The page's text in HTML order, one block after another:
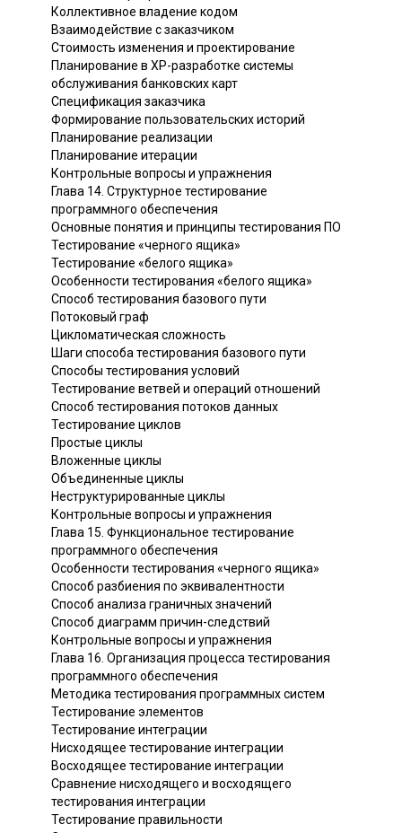
Коллективное владение кодом
Взаимодействие с заказчиком
Стоимость изменения и проектирование
Планирование в ХР-разработке системы
обслуживания банковских карт
Спецификация заказчика
Формирование пользовательских историй
Планирование реализации
Планирование итерации
Контрольные вопросы и упражнения
Глава 14. Структурное тестирование
программного обеспечения
Основные понятия и принципы тестирования ПО
Тестирование «черного ящика»
Тестирование «белого ящика»
Особенности тестирования «белого ящика»
Способ тестирования базового пути
Потоковый граф
Цикломатическая сложность
Шаги способа тестирования базового пути
Способы тестирования условий
Тестирование ветвей и операций отношений
Способ тестирования потоков данных
Тестирование циклов
Простые циклы
Вложенные циклы
Объединенные циклы
Неструктурированные циклы
Контрольные вопросы и упражнения
Глава 15. Функциональное тестирование
программного обеспечения
Особенности тестирования «черного ящика»
Способ разбиения по эквивалентности
Способ анализа граничных значений
Способ диаграмм причин-следствий
Контрольные вопросы и упражнения
Глава 16. Организация процесса тестирования
программного обеспечения
Методика тестирования программных систем
Тестирование элементов
Тестирование интеграции
Нисходящее тестирование интеграции
Восходящее тестирование интеграции
Сравнение нисходящего и восходящего
тестирования интеграции
Тестирование правильности